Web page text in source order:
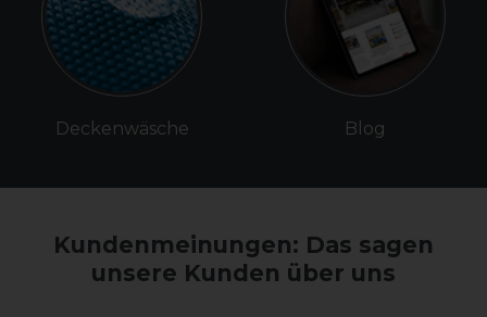
Deckenwäsche Blog
Kundenmeinungen: Das sagen
unsere Kunden über uns